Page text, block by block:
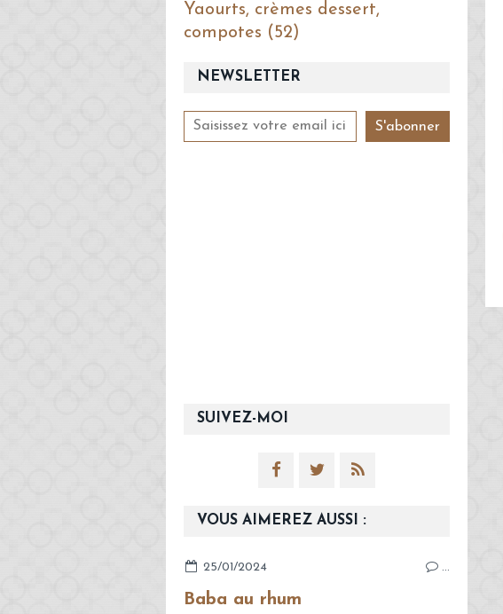
NEWSLETTER
SUIVEZ-MOI
VOUS AIMEREZ AUSSI :
25/01/2024 …
Baba au rhum
Yaourts, crèmes dessert,
compotes (52)